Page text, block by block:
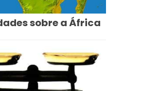
sobre a África